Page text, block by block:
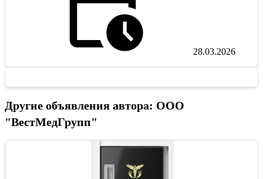
28.03.2026
Другие объявления автора: ООО
"ВестМедГрупп"